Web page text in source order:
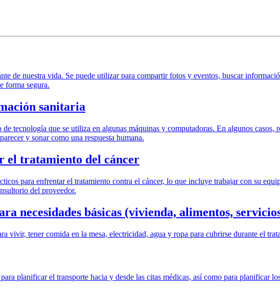
de nuestra vida. Se puede utilizar para compartir fotos y eventos, buscar
forma segura.
sanitaria
tecnología que se utiliza en algunas máquinas y computadoras. En algunos
y sonar como una respuesta humana.
el tratamiento del cáncer
para enfrentar el tratamiento contra el cáncer, lo que incluye trabajar con su
del proveedor.
necesidades básicas (vivienda, alimentos,
vivir, tener comida en la mesa, electricidad, agua y ropa para cubrirse durante el
planificar el transporte hacia y desde las citas médicas, así como para planificar